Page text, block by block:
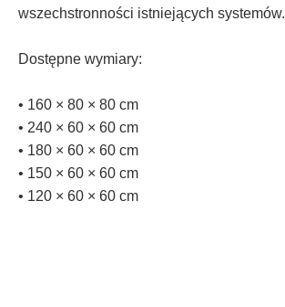
wszechstronności istniejących systemów.
Dostępne wymiary:
• 160 × 80 × 80 cm
• 240 × 60 × 60 cm
• 180 × 60 × 60 cm
• 150 × 60 × 60 cm
• 120 × 60 × 60 cm